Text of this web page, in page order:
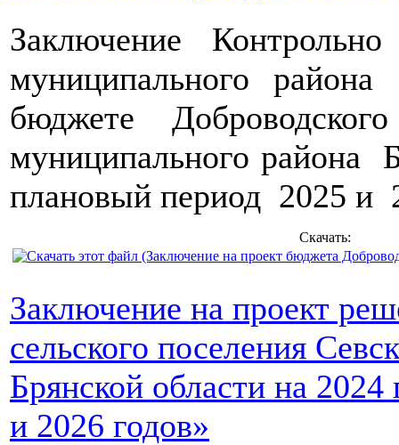
Заключение
муниципального
бюджете Доброводского
муниципального района
плановый период 2025 и
Скачать:
Заключение на проект
сельского поселения
Брянской области на
и 2026 годов»